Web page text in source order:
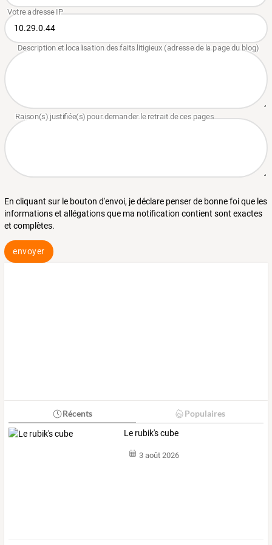
En cliquant sur le bouton d'envoi, je déclare penser de bonne foi que les
informations et allégations que ma notification contient sont exactes
et complètes.
envoyer
Récents Populaires
Le rubik's cube
3 août 2026